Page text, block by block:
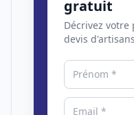
gratuit
Décrivez votre
devis